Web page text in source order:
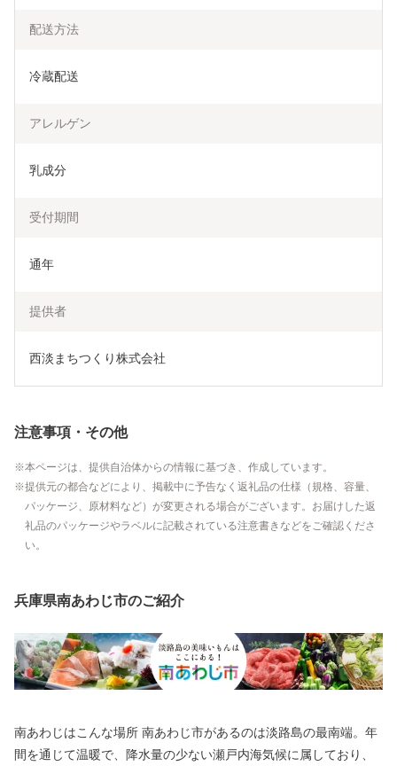
配送方法
冷蔵配送
アレルゲン
乳成分
受付期間
通年
提供者
西淡まちつくり株式会社
注意事項・その他
本ページは、提供自治体からの情報に基づき、作成しています。
提供元の都合などにより、掲載中に予告なく返礼品の仕様（規格、容量、
パッケージ、原材料など）が変更される場合がございます。お届けした返
礼品のパッケージやラベルに記載されている注意書きなどをご確認くださ
い。
兵庫県南あわじ市のご紹介
南あわじはこんな場所 南あわじ市があるのは淡路島の最南端。年
間を通じて温暖で、降水量の少ない瀬戸内海気候に属しており、